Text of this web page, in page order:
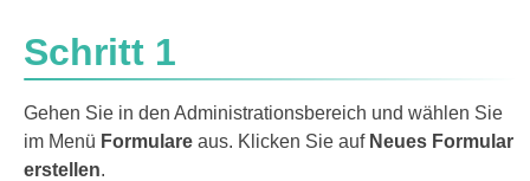
Schritt 1
Gehen Sie in den Administrationsbereich und wählen Sie
im Menü Formulare aus. Klicken Sie auf Neues Formular
erstellen.